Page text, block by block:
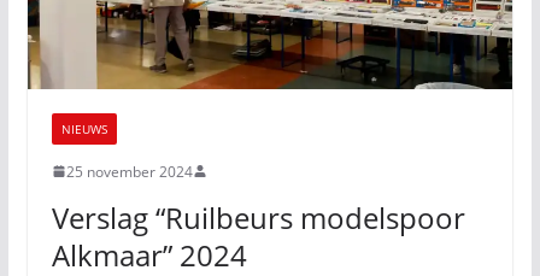
NIEUWS
25 november 2024
Verslag “Ruilbeurs modelspoor
Alkmaar” 2024